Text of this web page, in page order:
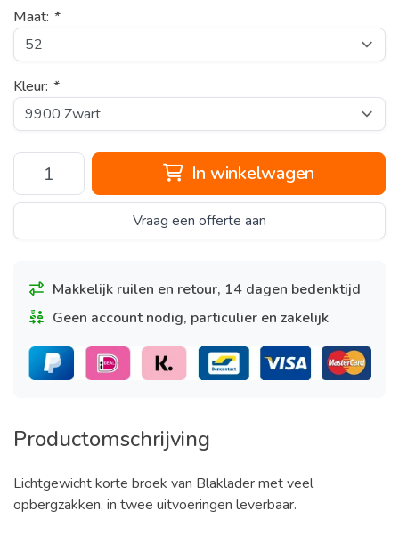
Maat: *
Kleur: *
In winkelwagen
Vraag een offerte aan
Makkelijk ruilen en retour, 14 dagen bedenktijd
Geen account nodig, particulier en zakelijk
Productomschrijving
Lichtgewicht korte broek van Blaklader met veel
opbergzakken, in twee uitvoeringen leverbaar.